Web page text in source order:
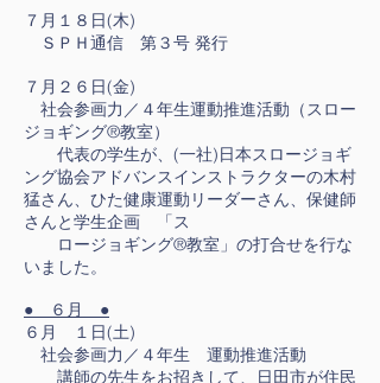
７月１８日(木)
ＳＰＨ通信 第３号 発行
７月２６日(金)
社会参画力／４年生運動推進活動（スロー
ジョギング®教室）
代表の学生が、(一社)日本スロージョギ
ング協会アドバンスインストラクターの木村
猛さん、ひた健康運動リーダーさん、保健師
さんと学生企画 「ス
ロージョギング®教室」の打合せを行な
いました。
● ６月 ●
６月 １日(土)
社会参画力／４年生 運動推進活動
講師の先生をお招きして、日田市が住民